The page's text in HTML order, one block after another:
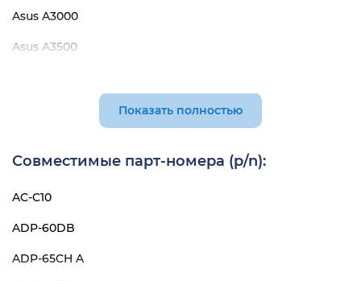
Asus A3000
Asus A3500
Asus A52J
Asus A52JT
Asus A53
Asus A53S
Показать полностью
Совместимые парт-номера (p/n):
AC-C10
ADP-60DB
ADP-65CH A